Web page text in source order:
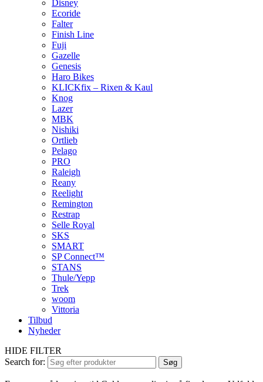
Disney
Ecoride
Falter
Finish Line
Fuji
Gazelle
Genesis
Haro Bikes
KLICKfix – Rixen & Kaul
Knog
Lazer
MBK
Nishiki
Ortlieb
Pelago
PRO
Raleigh
Reany
Reelight
Remington
Restrap
Selle Royal
SKS
SMART
SP Connect™
STANS
Thule/Yepp
Trek
woom
Vittoria
Tilbud
Nyheder
HIDE FILTER
Search for:
Søg